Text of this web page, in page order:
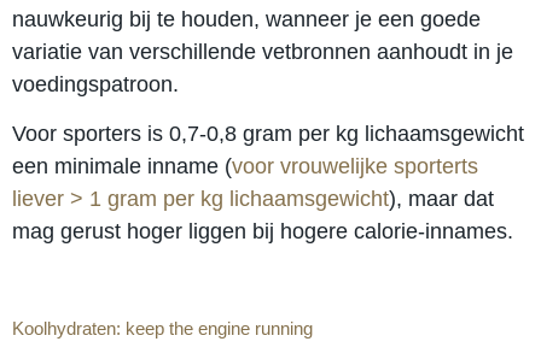
nauwkeurig bij te houden, wanneer je een goede
variatie van verschillende vetbronnen aanhoudt in je
voedingspatroon.
Voor sporters is 0,7-0,8 gram per kg lichaamsgewicht
een minimale inname (voor vrouwelijke sporterts
liever > 1 gram per kg lichaamsgewicht), maar dat
mag gerust hoger liggen bij hogere calorie-innames.
Koolhydraten: keep the engine running